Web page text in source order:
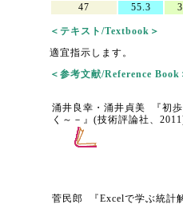
47
55.3
＜テキスト/Textbook＞
適宜指示します。
＜参考文献/Reference Book
涌井良幸・涌井貞美 『初
く～－』(技術評論社、
菅民郎 『Excelで学ぶ統計